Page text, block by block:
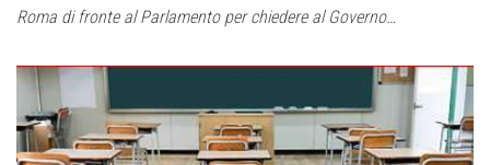
Roma di fronte al Parlamento per chiedere al Governo…